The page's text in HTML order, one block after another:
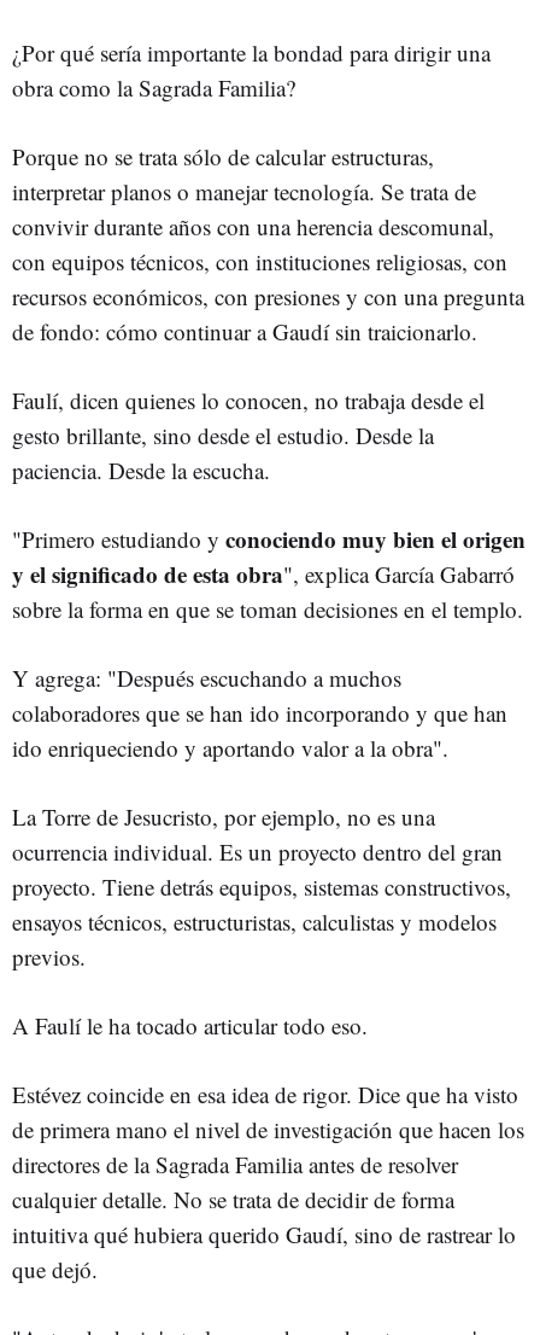
¿Por qué sería importante la bondad para dirigir una
obra como la Sagrada Familia?
Porque no se trata sólo de calcular estructuras,
interpretar planos o manejar tecnología. Se trata de
convivir durante años con una herencia descomunal,
con equipos técnicos, con instituciones religiosas, con
recursos económicos, con presiones y con una pregunta
de fondo: cómo continuar a Gaudí sin traicionarlo.
Faulí, dicen quienes lo conocen, no trabaja desde el
gesto brillante, sino desde el estudio. Desde la
paciencia. Desde la escucha.
"Primero estudiando y conociendo muy bien el origen
y el significado de esta obra", explica García Gabarró
sobre la forma en que se toman decisiones en el templo.
Y agrega: "Después escuchando a muchos
colaboradores que se han ido incorporando y que han
ido enriqueciendo y aportando valor a la obra".
La Torre de Jesucristo, por ejemplo, no es una
ocurrencia individual. Es un proyecto dentro del gran
proyecto. Tiene detrás equipos, sistemas constructivos,
ensayos técnicos, estructuristas, calculistas y modelos
previos.
A Faulí le ha tocado articular todo eso.
Estévez coincide en esa idea de rigor. Dice que ha visto
de primera mano el nivel de investigación que hacen los
directores de la Sagrada Familia antes de resolver
cualquier detalle. No se trata de decidir de forma
intuitiva qué hubiera querido Gaudí, sino de rastrear lo
que dejó.